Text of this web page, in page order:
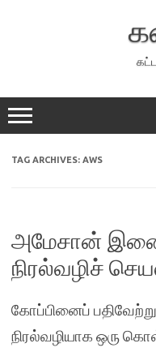
TAG ARCHIVES: AWS
அமேசான்
நிரல்வழிச்
கோப்பினைப்
நிரல்வழியாக ஒரு